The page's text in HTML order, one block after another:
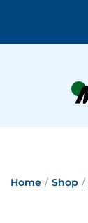
Home / Shop /